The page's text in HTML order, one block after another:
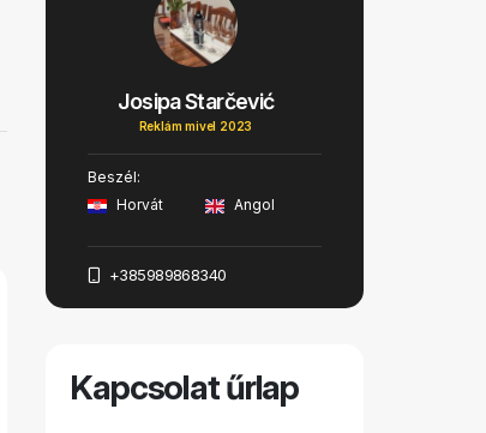
Josipa Starčević
Reklám mivel 2023
Beszél:
Horvát
Angol
+385989868340
Kapcsolat űrlap